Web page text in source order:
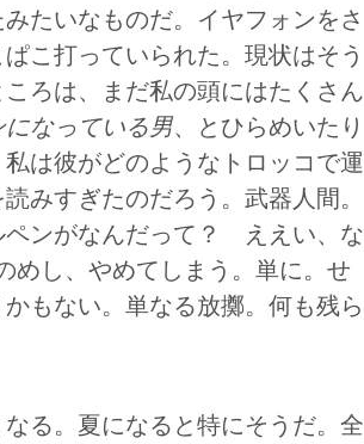
たいなものだ。イヤフォンをさ
こ打っていられた。現状はそう
ろは、まだ私の頭にはたくさん
なっている男、とひらめいたり
は彼がどのようなトロッコで運
みすぎたのだろう。武器人間。
ペンがなんだって？ ええい、な
めし、やめてしまう。単に。せ
もない。単なる放擲。何も残ら
る。夏になると特にそうだ。全